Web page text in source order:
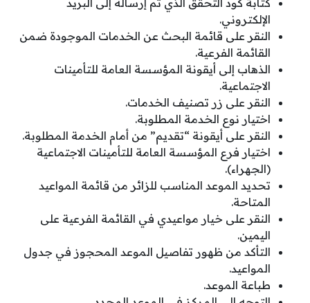
الإلكتروني.
النقر على قائمة البحث عن الخدمات الموجودة ضمن
القائمة الفرعية.
الذهاب إلى أيقونة المؤسسة العامة للتأمينات
الاجتماعية.
النقر على زر تصنيف الخدمات.
اختيار نوع الخدمة المطلوبة.
النقر على أيقونة “تقديم” من أمام الخدمة المطلوبة.
اختيار فرع المؤسسة العامة للتأمينات الاجتماعية
(الجهراء).
تحديد الموعد المناسب للزائر من قائمة المواعيد
المتاحة.
النقر على خيار مواعيدي في القائمة الفرعية على
اليمين.
التأكد من ظهور تفاصيل الموعد المحجوز في جدول
المواعيد.
طباعة الموعد.